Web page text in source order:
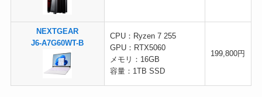
NEXTGEAR
J6-A7G60WT-B
CPU：Ryzen 7 255
GPU：RTX5060
メモリ：16GB
容量：1TB SSD
199,800円